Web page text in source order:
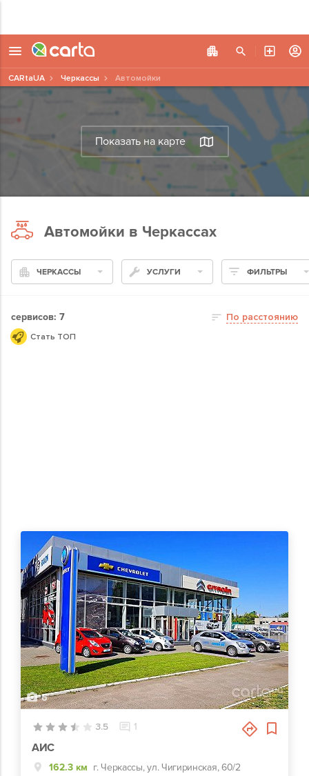
Показать на карте
CARtaUA Черкассы Автомойки
Автомойки в Черкассах
ЧЕРКАССЫ УСЛУГИ ФИЛЬТРЫ
сервисов: 7 По расстоянию
Стать ТОП
6
3.5 1
АИС
162.3 км г. Черкассы, ул. Чигиринская, 60/2